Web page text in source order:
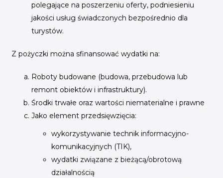
polegające na poszerzeniu oferty, podniesieniu
jakości usług świadczonych bezpośrednio dla
turystów.
Z pożyczki można sfinansować wydatki na:
Roboty budowane (budowa, przebudowa lub
remont obiektów i infrastruktury).
Środki trwałe oraz wartości niematerialne i prawne
Jako element przedsięwzięcia:
wykorzystywanie technik informacyjno-
komunikacyjnych (TIK),
wydatki związane z bieżącą/obrotową
działalnością